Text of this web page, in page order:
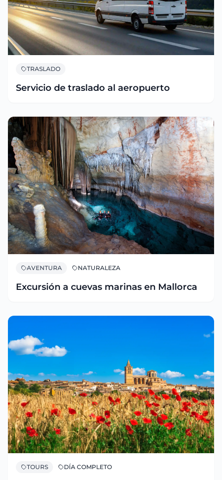
TRASLADO
Servicio de traslado al aeropuerto
AVENTURA NATURALEZA
Excursión a cuevas marinas en Mallorca
TOURS DÍA COMPLETO